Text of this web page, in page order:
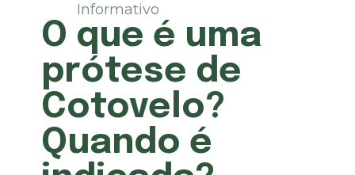
Informativo
O que é uma
prótese de
Cotovelo?
Quando é